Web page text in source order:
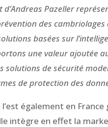
d’Andreas Pazeller
des cambriolages
basées sur
une valeur ajoutée
solutions de sécurité
de protection des
également en France
intègre en effet la